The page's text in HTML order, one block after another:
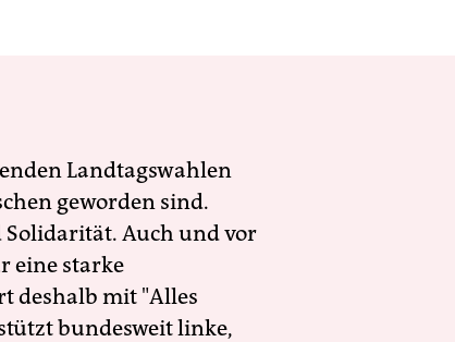
Landtagswahlen
geworden sind.
Auch und vor
eine starke
deshalb mit "Alles
bundesweit linke,